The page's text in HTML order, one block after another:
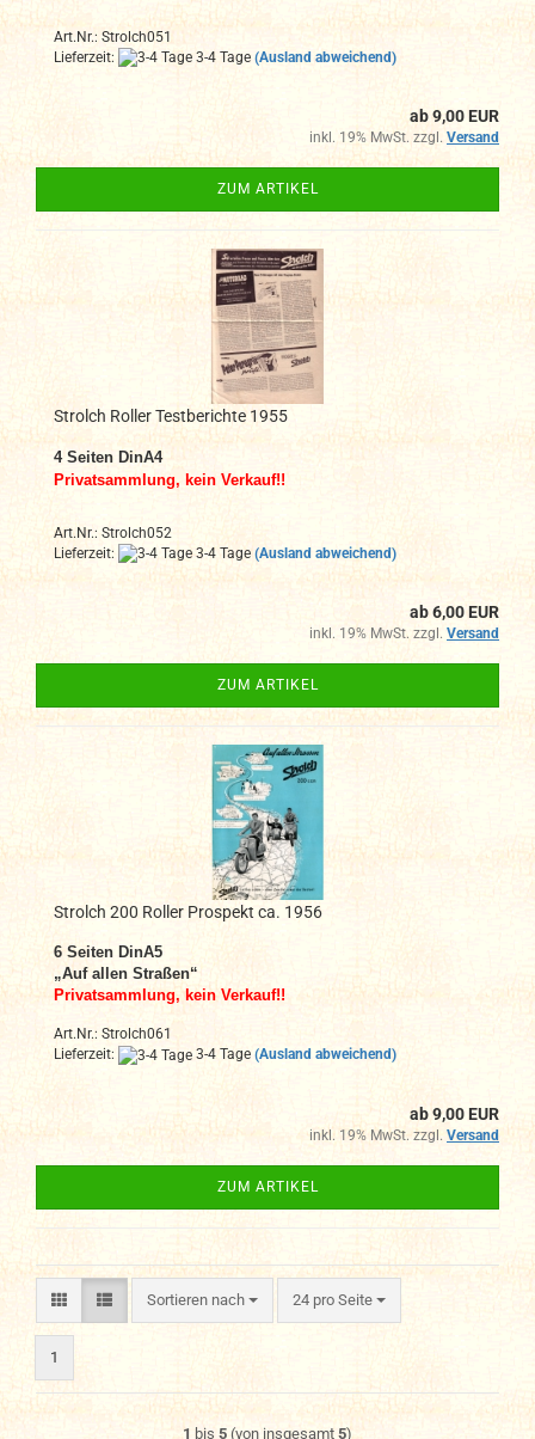
Art.Nr.: Strolch051
Lieferzeit:
3-4 Tage (Ausland abweichend)
ab 9,00 EUR
inkl. 19% MwSt. zzgl. Versand
ZUM ARTIKEL
Strolch Roller Testberichte 1955
4 Seiten DinA4
Privatsammlung, kein Verkauf!!
Art.Nr.: Strolch052
Lieferzeit:
3-4 Tage (Ausland abweichend)
ab 6,00 EUR
inkl. 19% MwSt. zzgl. Versand
ZUM ARTIKEL
Strolch 200 Roller Prospekt ca. 1956
6 Seiten DinA5
„Auf allen Straßen“
Privatsammlung, kein Verkauf!!
Art.Nr.: Strolch061
Lieferzeit:
3-4 Tage (Ausland abweichend)
ab 9,00 EUR
inkl. 19% MwSt. zzgl. Versand
ZUM ARTIKEL
Sortieren nach
Sortieren nach 24 pro Seite
pro Seite
1
1 bis 5 (von insgesamt 5)